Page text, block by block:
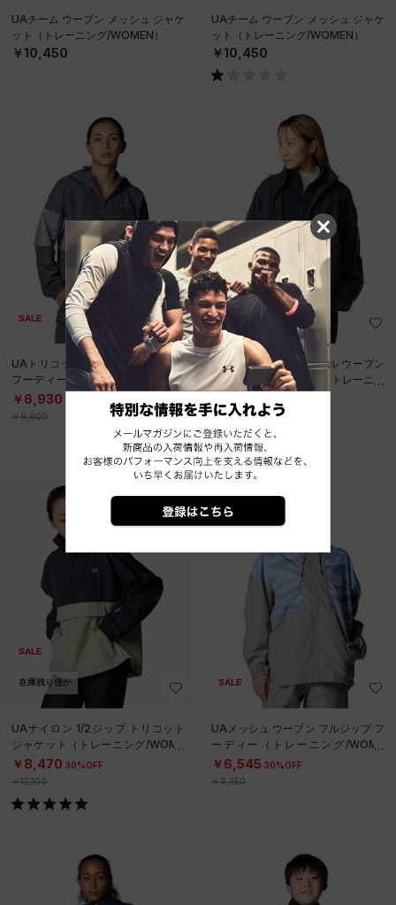
UAチーム ウーブン メッシュ ジャケ
ット（トレーニング/WOMEN）
￥10,450
UAチーム ウーブン メッシュ ジャケ
ット（トレーニング/WOMEN）
￥10,450
SALE
UAトリコット ウーブン フルジップ
フーディー（トレーニング/WOME
N）
￥6,930
￥9,900
SALE
在庫残り僅か
UAトリコット クリンクル ウーブン
フルジップ ジャケット（トレーニン
グ/WOMEN）
￥13,200
SALE
在庫残り僅か
UAナイロン 1/2ジップ トリコット
ジャケット（トレーニング/WOME
N）
￥8,470 30%OFF
￥12,100
SALE
UAメッシュ ウーブン フルジップ フ
ーディー（トレーニング/WOME
N）
￥6,545 30%OFF
￥9,350